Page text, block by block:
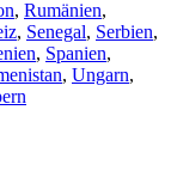
, Rumänien,
, Senegal, Serbien,
, Spanien,
, Ungarn,